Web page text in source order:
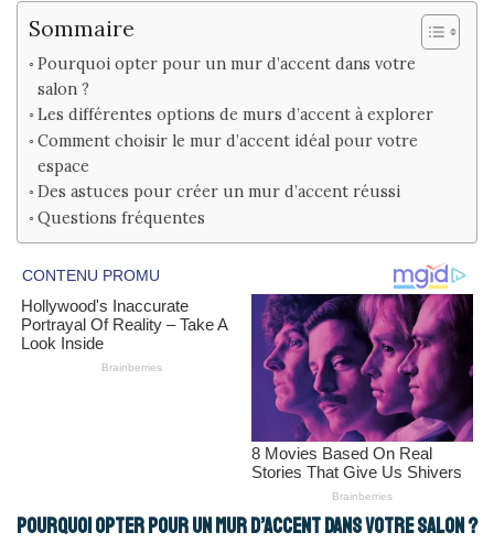
Sommaire
Pourquoi opter pour un mur d’accent dans votre
salon ?
Les différentes options de murs d’accent à explorer
Comment choisir le mur d’accent idéal pour votre
espace
Des astuces pour créer un mur d’accent réussi
Questions fréquentes
Pourquoi opter pour un mur d’accent dans votre salon ?